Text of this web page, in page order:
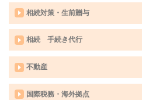
相続対策・生前贈与
相続 手続き代行
不動産
国際税務・海外拠点